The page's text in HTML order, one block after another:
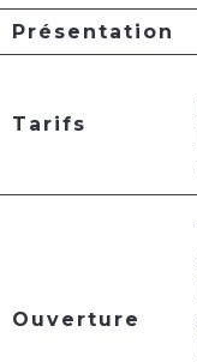
Présentation
Tarifs
Ouverture